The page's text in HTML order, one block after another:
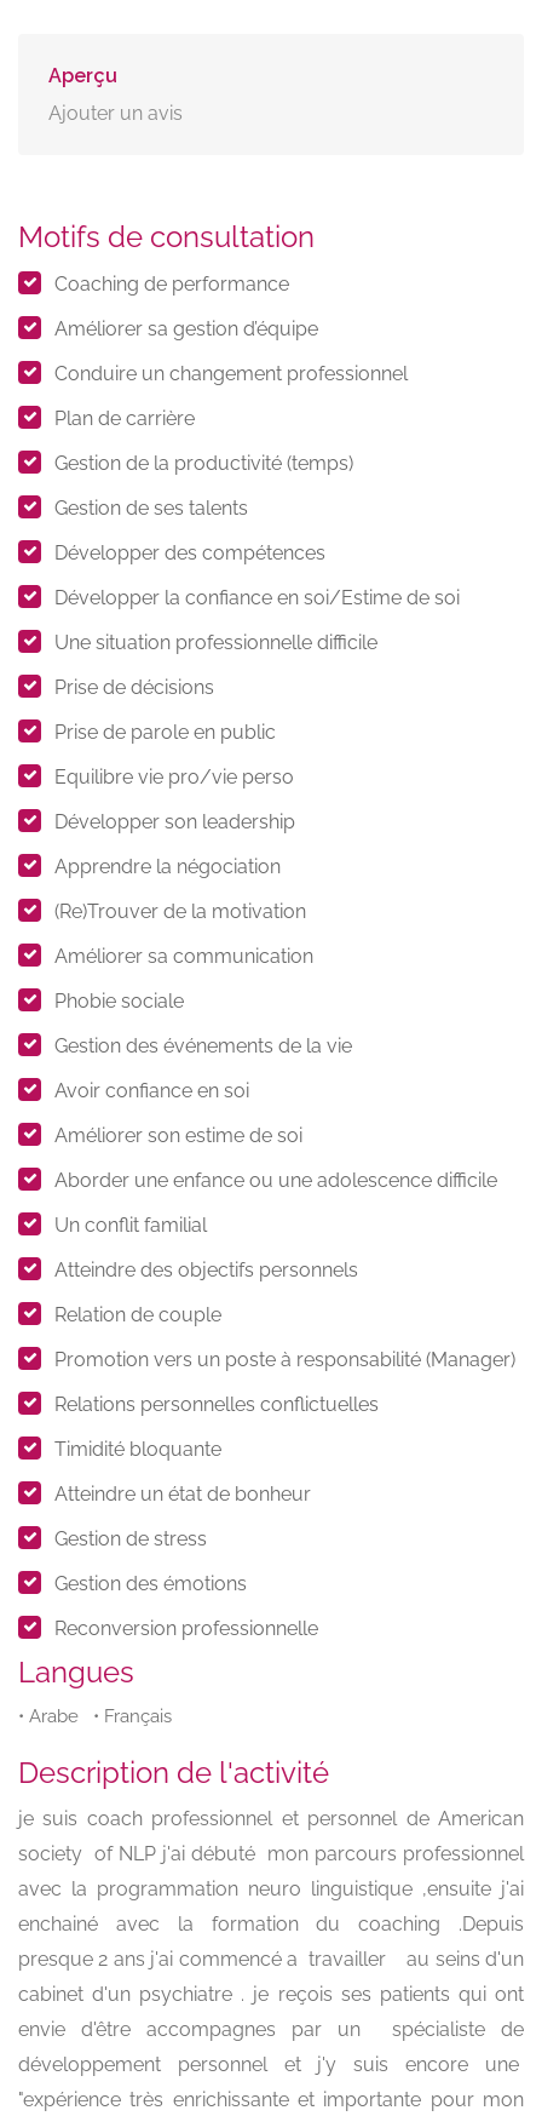
Aperçu
Ajouter un avis
Motifs de consultation
Coaching de performance
Améliorer sa gestion d’équipe
Conduire un changement professionnel
Plan de carrière
Gestion de la productivité (temps)
Gestion de ses talents
Développer des compétences
Développer la confiance en soi/Estime de soi
Une situation professionnelle difficile
Prise de décisions
Prise de parole en public
Equilibre vie pro/vie perso
Développer son leadership
Apprendre la négociation
(Re)Trouver de la motivation
Améliorer sa communication
Phobie sociale
Gestion des événements de la vie
Avoir confiance en soi
Améliorer son estime de soi
Aborder une enfance ou une adolescence difficile
Un conflit familial
Atteindre des objectifs personnels
Relation de couple
Promotion vers un poste à responsabilité (Manager)
Relations personnelles conflictuelles
Timidité bloquante
Atteindre un état de bonheur
Gestion de stress
Gestion des émotions
Reconversion professionnelle
Langues
• Arabe • Français
Description de l'activité
je suis coach professionnel et personnel de American
society of NLP j'ai débuté mon parcours professionnel
avec la programmation neuro linguistique ,ensuite j'ai
enchainé avec la formation du coaching .Depuis
presque 2 ans j'ai commencé a travailler au seins d'un
cabinet d'un psychiatre . je reçois ses patients qui ont
envie d'être accompagnes par un spécialiste de
développement personnel et j'y suis encore une
"expérience très enrichissante et importante pour mon